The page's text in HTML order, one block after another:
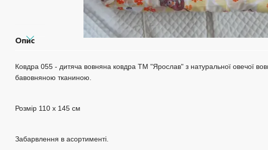
Опис
Ковдра 055 - дитяча вовняна ковдра ТМ "Ярослав" з натуральної овечої
бавовняною тканиною.
Розмір 110 х 145 см
Забарвлення в асортименті.